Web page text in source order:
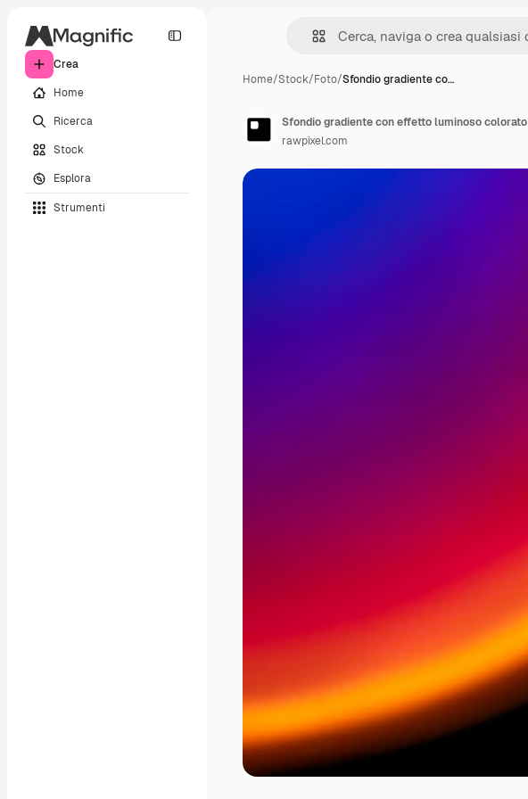
Crea
Home
Ricerca
Stock
Esplora
Strumenti
Home/Stock/Foto/Sfondio gradiente co…
Sfondio gradiente con effetto luminoso colorato
rawpixel.com